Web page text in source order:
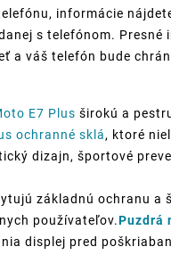
informácie
s telefónom.
a váš telefón bude
E7 Plus širokú a
ochranné sklá, ktoré
dizajn, športové
základnú ochranu a
používateľov.Puzdrá
displej pred